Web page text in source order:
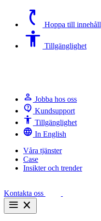
switch_access_shortcut Hoppa till innehåll
Accessibility Tillgänglighet
person Jobba hos oss
contact_support Kundsupport
Accessibility Tillgänglighet
language In English
Våra tjänster
Case
Insikter och trender
Kontakta oss
menu close